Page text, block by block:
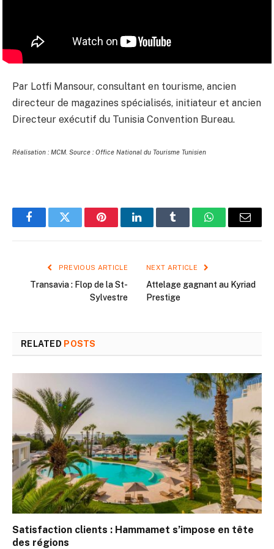
Par Lotfi Mansour, consultant en tourisme, ancien
directeur de magazines spécialisés, initiateur et ancien
Directeur exécutif du Tunisia Convention Bureau.
Réalisation : MCM. Source : Office National du Tourisme Tunisien
FacebookTwitter PinterestLinkedInTumblr WhatsAppEmail
PREVIOUS ARTICLE
Transavia : Flop de la St-
Sylvestre
NEXT ARTICLE
Attelage gagnant au Kyriad
Prestige
RELATED POSTS
Satisfaction clients : Hammamet s’impose en tête
des régions